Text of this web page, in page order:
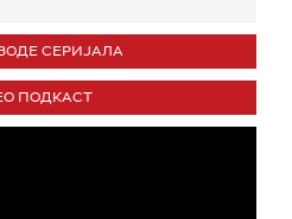
СЕРИЈАЛА
ПОДКАСТ